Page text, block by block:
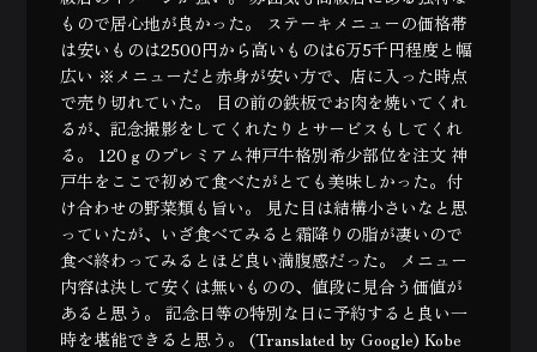
もので居心地が良かった。 ステーキメニューの価格帯
は安いものは2500円から高いものは6万5千円程度と幅
広い ※メニューだと赤身が安い方で、店に入った時点
で売り切れていた。 目の前の鉄板でお肉を焼いてくれ
るが、記念撮影をしてくれたりとサービスもしてくれ
る。 120ｇのプレミアム神戸牛格別希少部位を注文 神
戸牛をここで初めて食べたがとても美味しかった。付
け合わせの野菜類も旨い。 見た目は結構小さいなと思
っていたが、いざ食べてみると霜降りの脂が凄いので
食べ終わってみるとほど良い満腹感だった。 メニュー
内容は決して安くは無いものの、値段に見合う価値が
あると思う。 記念日等の特別な日に予約すると良い一
時を堪能できると思う。 (Translated by Google) Kobe